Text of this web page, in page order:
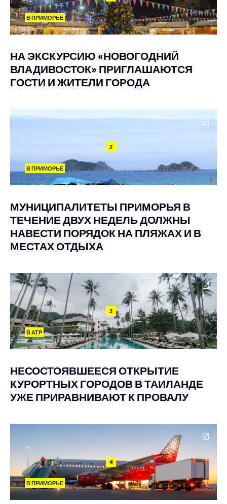
В ПРИМОРЬЕ
НА ЭКСКУРСИЮ «НОВОГОДНИЙ
ВЛАДИВОСТОК» ПРИГЛАШАЮТСЯ
ГОСТИ И ЖИТЕЛИ ГОРОДА
2
В ПРИМОРЬЕ
МУНИЦИПАЛИТЕТЫ ПРИМОРЬЯ В
ТЕЧЕНИЕ ДВУХ НЕДЕЛЬ ДОЛЖНЫ
НАВЕСТИ ПОРЯДОК НА ПЛЯЖАХ И В
МЕСТАХ ОТДЫХА
3
В АТР
НЕСОСТОЯВШЕЕСЯ ОТКРЫТИЕ
КУРОРТНЫХ ГОРОДОВ В ТАИЛАНДЕ
УЖЕ ПРИРАВНИВАЮТ К ПРОВАЛУ
4
В ПРИМОРЬЕ